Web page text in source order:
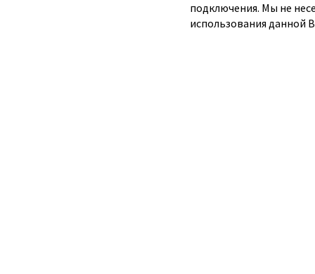
подключения. Мы не
использования данной